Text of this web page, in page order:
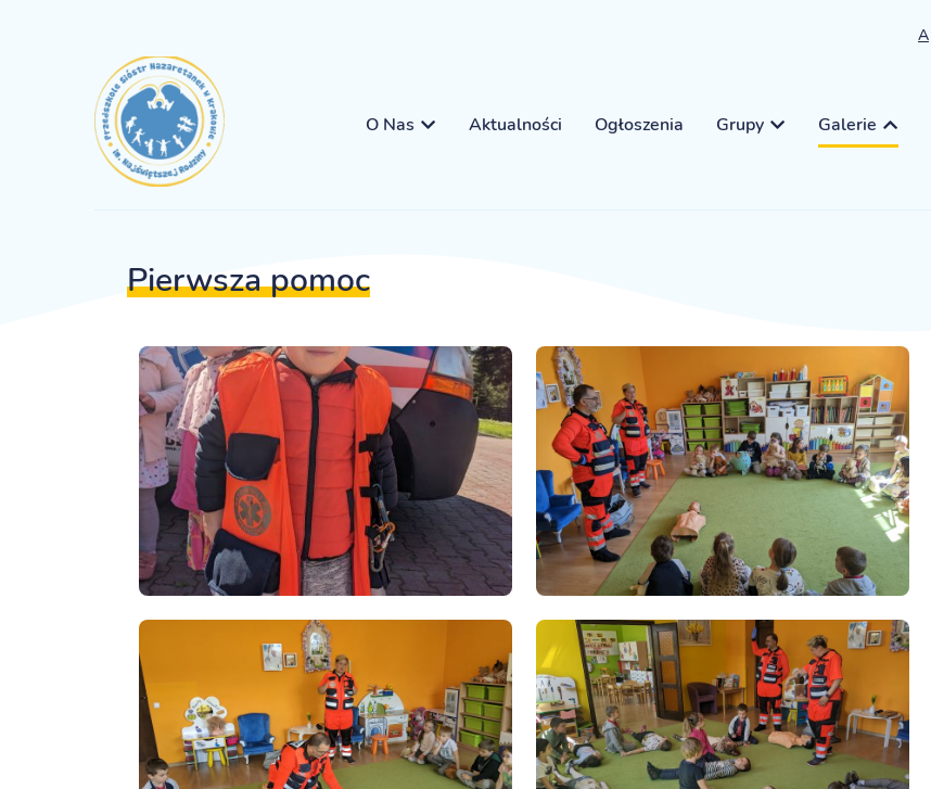
A
O Nas Aktualności Ogłoszenia Grupy Galerie
Pierwsza pomoc